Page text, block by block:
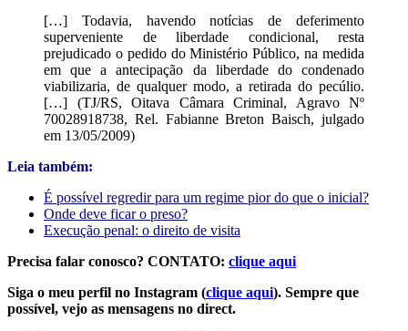
[…] Todavia, havendo notícias de deferimento
superveniente de liberdade condicional, resta
prejudicado o pedido do Ministério Público, na medida
em que a antecipação da liberdade do condenado
viabilizaria, de qualquer modo, a retirada do pecúlio.
[…] (TJ/RS, Oitava Câmara Criminal, Agravo Nº
70028918738, Rel. Fabianne Breton Baisch, julgado
em 13/05/2009)
Leia também:
É possível regredir para um regime pior do que o inicial?
Onde deve ficar o preso?
Execução penal: o direito de visita
Precisa falar conosco? CONTATO: clique aqui
Siga o meu perfil no Instagram (clique aqui). Sempre que
possível, vejo as mensagens no direct.